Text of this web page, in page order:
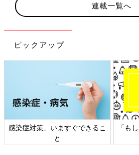
連載一覧へ
ピックアップ
感染症対策、いますぐできるこ
と
「も